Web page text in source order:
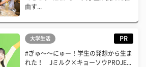
由す...
大学生活 PR
#ぎゅ〜〜にゅー！学生の発想から生ま
れた！ Jミルク×キョーソウPROJE...